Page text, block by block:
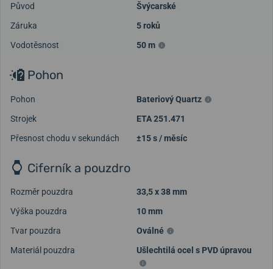
Původ
Švýcarské
Záruka
5 roků
Vodotěsnost
50 m
Pohon
Pohon
Bateriový Quartz
Strojek
ETA 251.471
Přesnost chodu v sekundách
±15 s / měsíc
Ciferník a pouzdro
Rozměr pouzdra
33,5 x 38 mm
Výška pouzdra
10 mm
Tvar pouzdra
Oválné
Materiál pouzdra
Ušlechtilá ocel s PVD úpravou